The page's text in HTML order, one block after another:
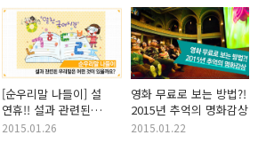
[순우리말 나들이] 설
연휴!! 설과 관련된
우리말은 어떤 것이
2015.01.26
영화 무료로 보는 방법?!
2015년 추억의 명화감상
2015.01.22